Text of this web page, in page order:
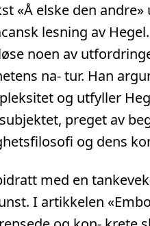
«Å elske den
lesning av
noen av
na- tur. Han
og utfyller
preget av
og dens
med en
I artikkelen